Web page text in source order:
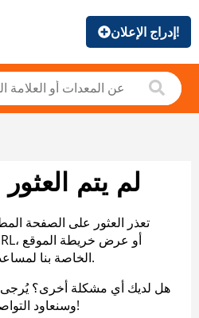
إدراج الإعلان!
لم يتم
تعذر العثور على الصفحة
الخاصة بنا لمساعدتك في العثور على ما تريد.
هل لديك أي مشكلة أخرى؟ يُرجى
وسنعاود التواصل معك. شكرًا على صبرك!